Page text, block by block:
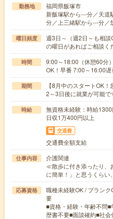
勤務地
福岡県飯塚市
新飯塚駅から---分／天道
分／上三緒駅から---分／
曜日頻度
週3日～（週2日～も相
の曜日があればご相談く
時間
9:00～18:00（休憩60分
OK！早番 7:00～16:00
期間
【8月中のスタートOK
2～3日後に就業が可能で
時給
無資格未経験：時給
日収1万400円以上
交通費
交通費全額支給
仕事内容
介護関連
≪散歩に付き添ったり、
に簡単！」と思うくら
応募資格
職種未経験OK / ブラン
要
■資格・経験・年齢不問
歴書不要■面談確約■社